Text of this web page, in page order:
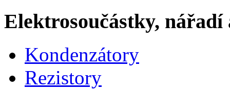
Elektrosoučástky, nářadí
Kondenzátory
Rezistory